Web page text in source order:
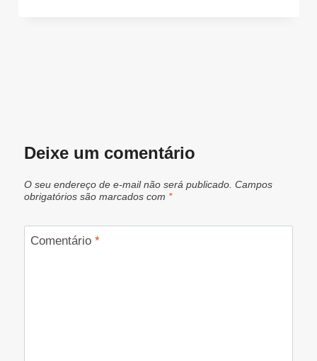
Deixe um comentário
O seu endereço de e-mail não será publicado. Campos
obrigatórios são marcados com *
Comentário *